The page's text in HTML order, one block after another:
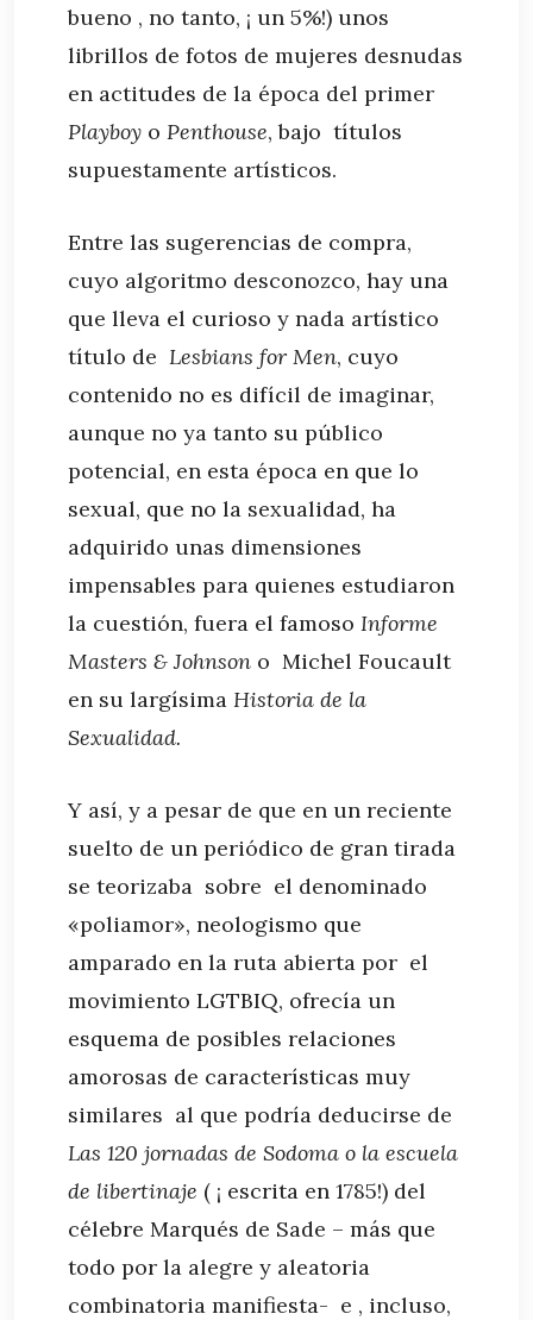
bueno , no tanto, ¡ un 5%!) unos
librillos de fotos de mujeres desnudas
en actitudes de la época del primer
Playboy o Penthouse, bajo títulos
supuestamente artísticos.
Entre las sugerencias de compra,
cuyo algoritmo desconozco, hay una
que lleva el curioso y nada artístico
título de Lesbians for Men, cuyo
contenido no es difícil de imaginar,
aunque no ya tanto su público
potencial, en esta época en que lo
sexual, que no la sexualidad, ha
adquirido unas dimensiones
impensables para quienes estudiaron
la cuestión, fuera el famoso Informe
Masters & Johnson o Michel Foucault
en su largísima Historia de la
Sexualidad.
Y así, y a pesar de que en un reciente
suelto de un periódico de gran tirada
se teorizaba sobre el denominado
«poliamor», neologismo que
amparado en la ruta abierta por el
movimiento LGTBIQ, ofrecía un
esquema de posibles relaciones
amorosas de características muy
similares al que podría deducirse de
Las 120 jornadas de Sodoma o la escuela
de libertinaje ( ¡ escrita en 1785!) del
célebre Marqués de Sade – más que
todo por la alegre y aleatoria
combinatoria manifiesta- e , incluso,